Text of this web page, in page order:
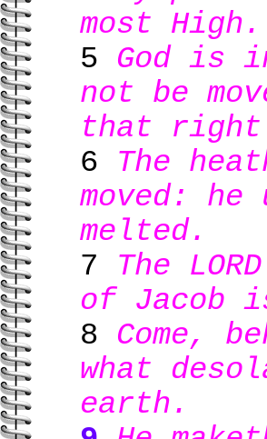
most High.
5 God is
not be
that
6 The
moved:
melted.
7 The
of Jacob
8 Come,
what
earth.